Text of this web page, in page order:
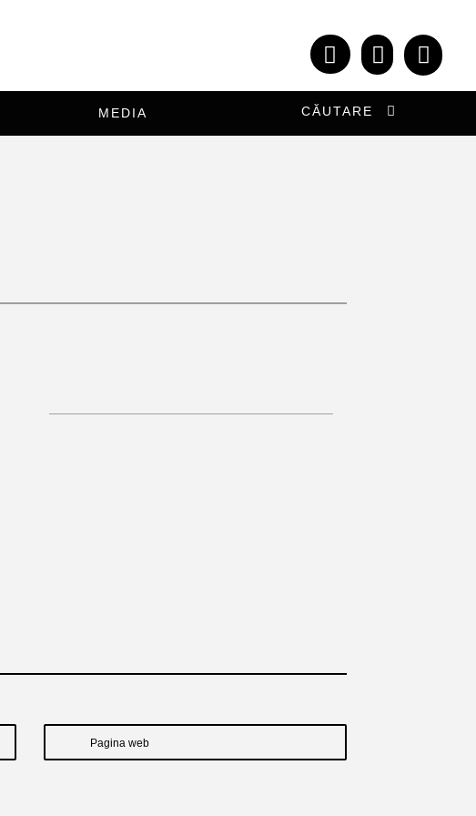
CĂUTARE
MEDIA
Pagina web